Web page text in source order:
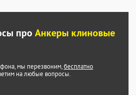
про Анкеры клиновые
мы перезвоним,бесплатно
на любые вопросы.